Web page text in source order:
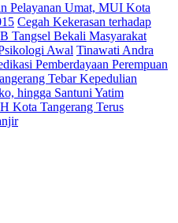
Pelayanan Umat, MUI Kota
Cegah Kekerasan terhadap
Tangsel Bekali Masyarakat
Awal Tinawati Andra
Pemberdayaan Perempuan
Tebar Kepedulian
hingga Santuni Yatim
Kota Tangerang Terus